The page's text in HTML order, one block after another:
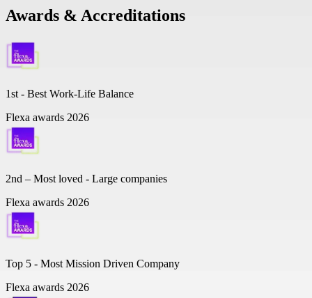
Awards & Accreditations
1st - Best Work-Life Balance
Flexa awards 2026
2nd – Most loved - Large companies
Flexa awards 2026
Top 5 - Most Mission Driven Company
Flexa awards 2026